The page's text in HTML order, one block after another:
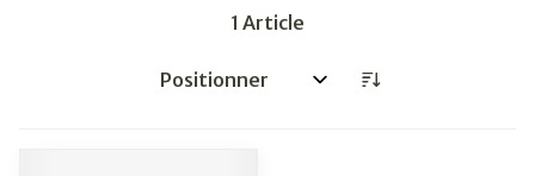
1 Article
Trier par: